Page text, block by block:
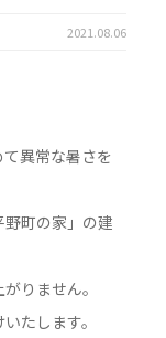
2021.08.06
異常な暑さを
町の家」の建
りません。
たします。